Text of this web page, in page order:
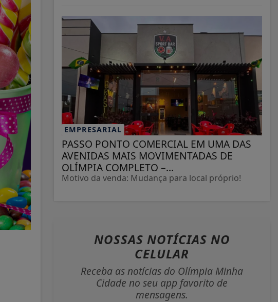
EMPRESARIAL
PASSO PONTO COMERCIAL EM UMA DAS
AVENIDAS MAIS MOVIMENTADAS DE
OLÍMPIA COMPLETO –...
Motivo da venda: Mudança para local próprio!
NOSSAS NOTÍCIAS NO
CELULAR
Receba as notícias do Olímpia Minha
Cidade no seu app favorito de
mensagens.